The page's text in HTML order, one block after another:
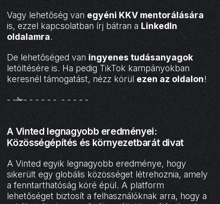
Vagy lehetőség van egyéni KKV mentorálására
is, ezzel kapcsolatban írj bátran a LinkedIn
oldalamra.
De lehetőséged van ingyenes tudásanyagok
letöltésére is. Ha pedig TikTok kampányokban
keresnél támogatást, nézz körül ezen az oldalon!
- -✁- - - - - - - - - - -
A Vinted legnagyobb eredményei:
Közösségépítés és környezetbarát divat
A Vinted egyik legnagyobb eredménye, hogy
sikerült egy globális közösséget létrehoznia, amely
a fenntarthatóság köré épül. A platform
lehetőséget biztosít a felhasználóknak arra, hogy a